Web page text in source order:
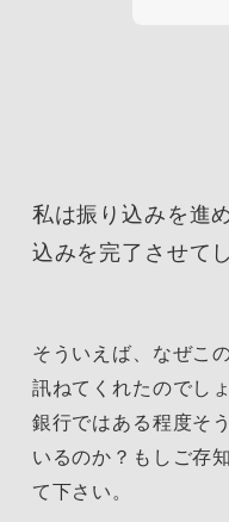
私は振り込みを進
込みを完了させて
そういえば、なぜこ
訊ねてくれたのでし
銀行ではある程度そ
いるのか？もしご存
て下さい。